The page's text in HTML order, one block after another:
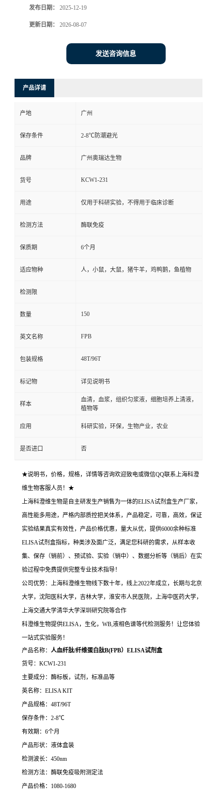
发布日期： 2025-12-19
更新日期： 2026-08-07
发送咨询信息
产品详请
产地 广州
保存条件 2-8℃防潮避光
品牌 广州奥瑞达生物
货号 KCW1-231
用途 仅用于科研实验，不得用于临床诊断
检测方法 酶联免疫
保质期 6个月
适应物种 人，小鼠，大鼠，猪牛羊，鸡鸭鹅，鱼植物
检测限
数量 150
英文名称 FPB
包装规格 48T/96T
标记物 详见说明书
样本
血清，血浆，组织匀浆液，细胞培养上清液，
植物等
应用 科研实验，环保，生物产业，农业
是否进口 否
★说明书，价格，规格，详情等咨询欢迎致电或微信QQ联系上海科澄
维生物客服人员！★
上海科澄维生物是自主研发生产销售为一体的ELISA试剂盒生产厂家，
高性能多用途，严格内部质控把关体系，产品稳定，可靠，高效，保证
实验结果真实有效性，产品价格优惠，量大从优，提供6000余种标准
ELISA试剂盒指标，种类涉及面广泛，满足您科研的需求，从样本收
集、保存（销前）、预试验、实验（销中）、数据分析等（销后）在实
验过程中免费提供完整专业技术指导！
公司优势：上海科澄维生物线下数十年，线上2022年成立，长期与北京
大学，沈阳医科大学，吉林大学，淮安市人民医院，上海中医药大学，
上海交通大学清华大学深圳研究院等合作
科澄维生物提供ELISA，生化，WB,液相色谱等代检测服务！让您体验
一站式实验服务！
产品名称： 人血纤肽/纤维蛋白肽B(FPB）ELISA试剂盒
货号：KCW1-231
主要成分：酶标板，试剂，标准品等
英名称：ELISA KIT
产品规格：48T/96T
保存条件：2-8℃
有效期：6个月
产品形状：液体盒装
检测波长：450nm
检测方法：酶联免疫吸附测定法
产品价格：1080-1680